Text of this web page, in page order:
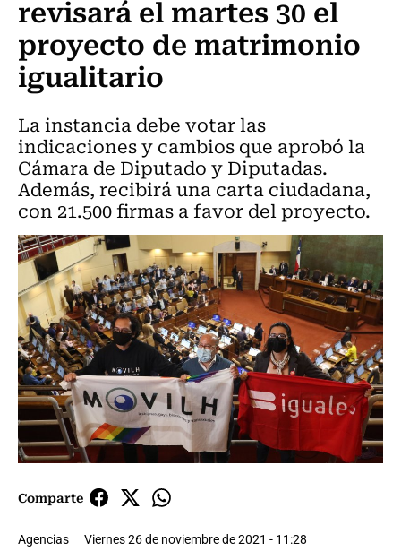
revisará el martes 30 el
proyecto de matrimonio
igualitario
La instancia debe votar las
indicaciones y cambios que aprobó la
Cámara de Diputado y Diputadas.
Además, recibirá una carta ciudadana,
con 21.500 firmas a favor del proyecto.
Comparte
Agencias Viernes 26 de noviembre de 2021 - 11:28